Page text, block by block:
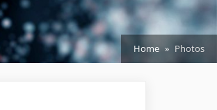
Home Photos